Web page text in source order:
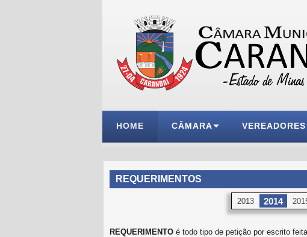
HOME CÂMARA VEREADORES
REQUERIMENTOS
2013 2014
REQUERIMENTO é todo tipo de petição por escrito